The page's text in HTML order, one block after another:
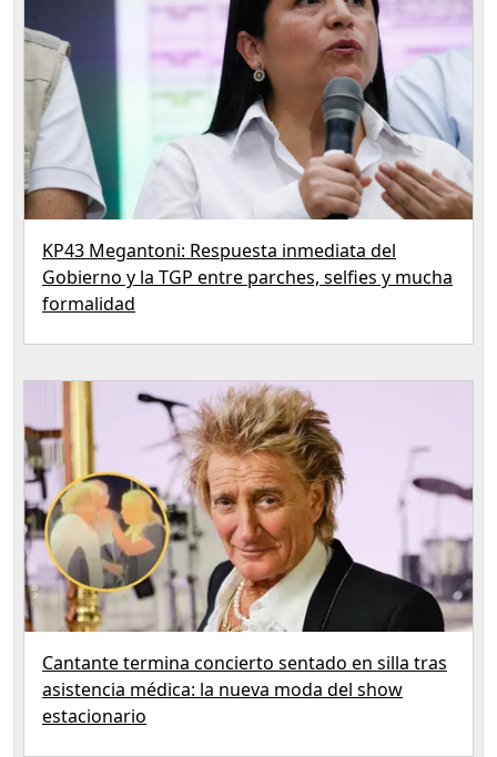
KP43 Megantoni: Respuesta inmediata del
Gobierno y la TGP entre parches, selfies y mucha
formalidad
Cantante termina concierto sentado en silla tras
asistencia médica: la nueva moda del show
estacionario